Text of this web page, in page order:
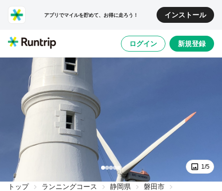
アプリでマイルを貯めて、お得に走ろう！ インストール
ログイン 新規登録
1/5
トップ ランニングコース 静岡県
磐田市